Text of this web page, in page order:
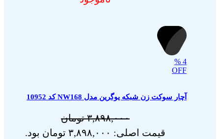
4
%
OFF
آچار سوکت زن شبکه یوگرین مدل NW168 کد 10952
۳,۸۹۸,۰۰۰ تومان
قیمت اصلی: ۳,۸۹۸,۰۰۰ تومان بود.